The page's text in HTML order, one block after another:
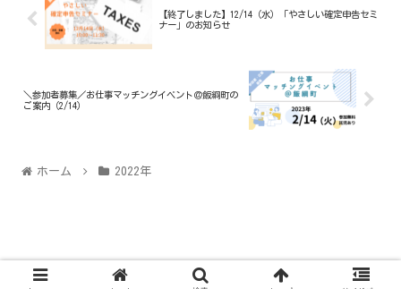
【終了しました】12/14（水）「やさしい確定申告セミ
ナー」のお知らせ
＼参加者募集／お仕事マッチングイベント＠飯綱町の
ご案内（2/14）
ホーム 2022年
© 2021 飯綱町ワークセンター（通称i ワーク）.